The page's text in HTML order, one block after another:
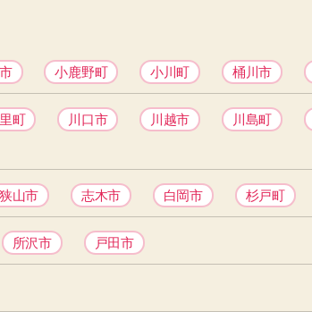
小鹿野町 小川町 桶川市
里町 川口市 川越市 川島町
狭山市 志木市 白岡市 杉戸町
所沢市 戸田市